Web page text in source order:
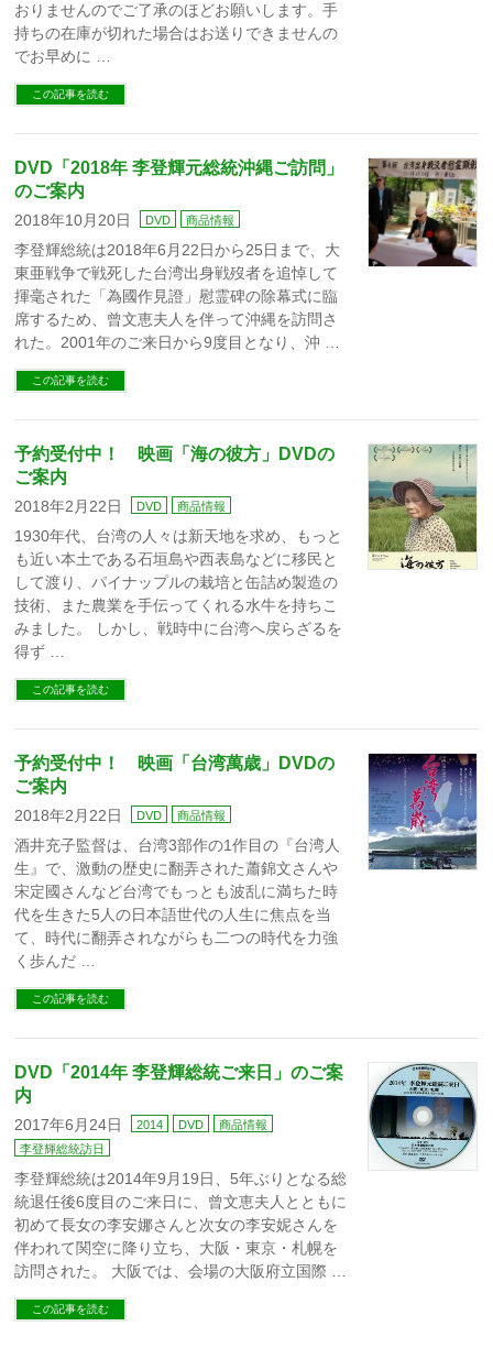
おりませんのでご了承のほどお願いします。手
持ちの在庫が切れた場合はお送りできませんの
でお早めに …
この記事を読む
DVD「2018年 李登輝元総統沖縄ご訪問」
のご案内
2018年10月20日 DVD 商品情報
李登輝総統は2018年6月22日から25日まで、大
東亜戦争で戦死した台湾出身戦歿者を追悼して
揮毫された「為國作見證」慰霊碑の除幕式に臨
席するため、曾文恵夫人を伴って沖縄を訪問さ
れた。2001年のご来日から9度目となり、沖 …
この記事を読む
予約受付中！ 映画「海の彼方」DVDの
ご案内
2018年2月22日 DVD 商品情報
1930年代、台湾の人々は新天地を求め、もっと
も近い本土である石垣島や西表島などに移民と
して渡り、パイナップルの栽培と缶詰め製造の
技術、また農業を手伝ってくれる水牛を持ちこ
みました。 しかし、戦時中に台湾へ戻らざるを
得ず …
この記事を読む
予約受付中！ 映画「台湾萬歳」DVDの
ご案内
2018年2月22日 DVD 商品情報
酒井充子監督は、台湾3部作の1作目の『台湾人
生』で、激動の歴史に翻弄された蕭錦文さんや
宋定國さんなど台湾でもっとも波乱に満ちた時
代を生きた5人の日本語世代の人生に焦点を当
て、時代に翻弄されながらも二つの時代を力強
く歩んだ …
この記事を読む
DVD「2014年 李登輝総統ご来日」のご案
内
2017年6月24日 2014 DVD
商品情報
李登輝総統訪日
李登輝総統は2014年9月19日、5年ぶりとなる総
統退任後6度目のご来日に、曾文恵夫人とともに
初めて長女の李安娜さんと次女の李安妮さんを
伴われて関空に降り立ち、大阪・東京・札幌を
訪問された。 大阪では、会場の大阪府立国際 …
この記事を読む